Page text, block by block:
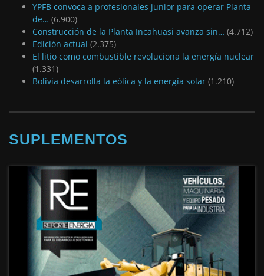
YPFB convoca a profesionales junior para operar Planta
de… (6.900)
Construcción de la Planta Incahuasi avanza sin… (4.712)
Edición actual (2.375)
El litio como combustible revoluciona la energía nuclear
(1.331)
Bolivia desarrolla la eólica y la energía solar (1.210)
SUPLEMENTOS